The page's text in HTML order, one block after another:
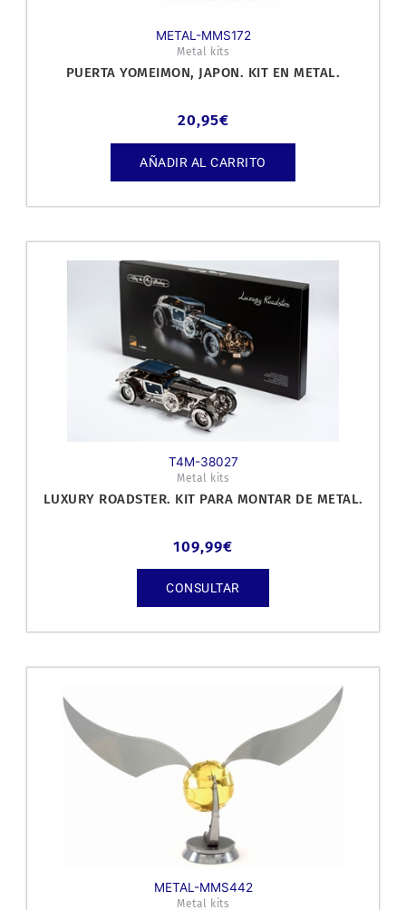
METAL-MMS172
Metal kits
PUERTA YOMEIMON, JAPON. KIT EN METAL.
20,95€
AÑADIR AL CARRITO
T4M-38027
Metal kits
LUXURY ROADSTER. KIT PARA MONTAR DE METAL.
109,99€
CONSULTAR
METAL-MMS442
Metal kits